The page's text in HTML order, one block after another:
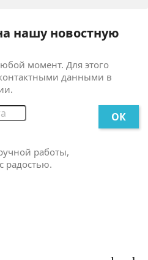
нашу новостную
момент. Для этого
данными в
работы,
радостью.